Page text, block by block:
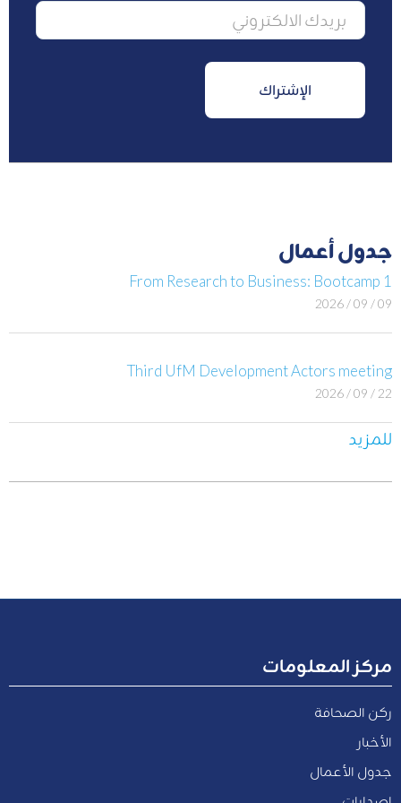
جدول أعمال
From Research to Business: Bootcamp 1
09 / 09 / 2026
Third UfM Development Actors meeting
22 / 09 / 2026
للمزيد
مركز المعلومات
ركن الصحافة
الأخبار
جدول الأعمال